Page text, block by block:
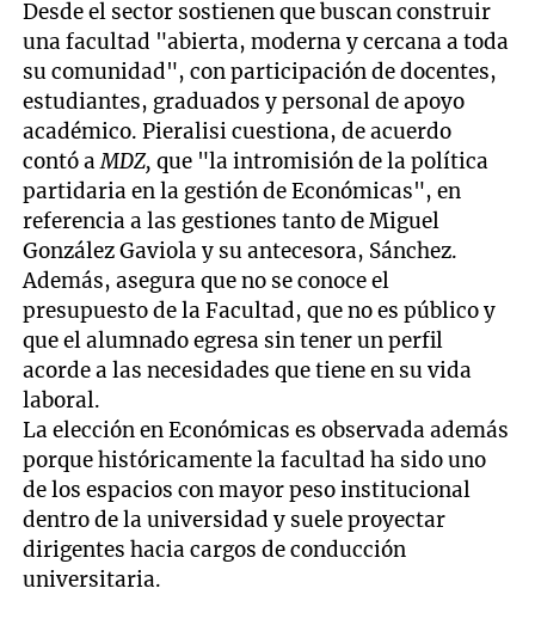
Desde el sector sostienen que buscan construir
una facultad "abierta, moderna y cercana a toda
su comunidad", con participación de docentes,
estudiantes, graduados y personal de apoyo
académico. Pieralisi cuestiona, de acuerdo
contó aMDZ, que "la intromisión de la política
partidaria en la gestión de Económicas", en
referencia a las gestiones tanto de Miguel
González Gaviola y su antecesora, Sánchez.
Además, asegura que no se conoce el
presupuesto de la Facultad, que no es público y
que el alumnado egresa sin tener un perfil
acorde a las necesidades que tiene en su vida
laboral.
La elección en Económicas es observada además
porque históricamente la facultad ha sido uno
de los espacios con mayor peso institucional
dentro de la universidad y suele proyectar
dirigentes hacia cargos de conducción
universitaria.